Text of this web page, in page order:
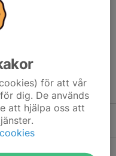
loggar du in högst upp till
för att vår
dig. De används
att hjälpa oss att